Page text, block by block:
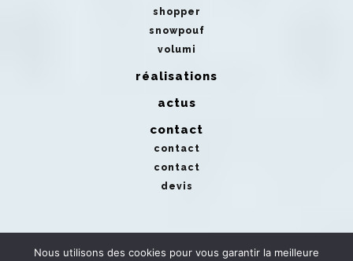
shopper
snowpouf
volumi
réalisations
actus
contact
contact
contact
devis
Nous utilisons des cookies pour vous garantir la meilleure